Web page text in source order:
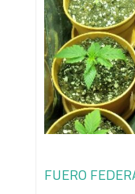
FUERO